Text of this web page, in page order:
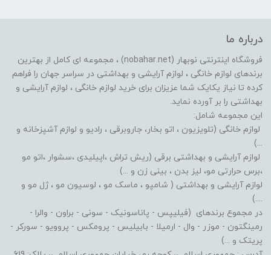
درباره ما
فروشگاه اینترنتی نوبهار (nobahar.net) ، مجموعه ای کامل از بهترین
برندهای لوازم خانگی ، لوازم آرایشی و بهداشتی در سراسر جهان را فراهم
کرده تا نیاز یکایک شما عزیزان برای خرید لوازم خانگی ، لوازم آرایشی و
بهداشتی را بر آورده نماید.
این مجموعه شامل:
لوازم خانگی (تلویزیون ، اتو بخار، جاروبرقی ، رادیو و لوازم آشپزخانه و
...)
لوازم آرایشی و بهداشتی برقی (ریش تراش ،اپیلیدی ،سشوار ،اتو مو
،برس حرارتی مو، لیز بدن ، بینی زن و ...)
لوازم آرایشی و بهداشتی ( شامپو ، ماسک مو ، لوسیون مو ، ژل مو و
....)
در مجموع برندهای (فیلیپس - پاناسونیک - سونی - براون - والرا -
رمینگتون - موزر - وال - ارمیلا - بابیلیس - پرومکس - پروویو - سورکر -
پریتک و ...)